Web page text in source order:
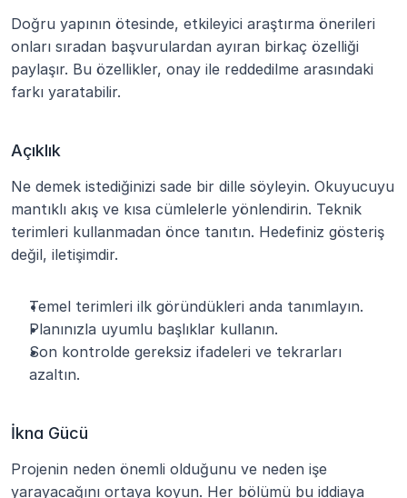
Doğru yapının ötesinde, etkileyici araştırma önerileri
onları sıradan başvurulardan ayıran birkaç özelliği
paylaşır. Bu özellikler, onay ile reddedilme arasındaki
farkı yaratabilir.
Açıklık
Ne demek istediğinizi sade bir dille söyleyin. Okuyucuyu
mantıklı akış ve kısa cümlelerle yönlendirin. Teknik
terimleri kullanmadan önce tanıtın. Hedefiniz gösteriş
değil, iletişimdir.
Temel terimleri ilk göründükleri anda tanımlayın.
Planınızla uyumlu başlıklar kullanın.
Son kontrolde gereksiz ifadeleri ve tekrarları
azaltın.
İkna Gücü
Projenin neden önemli olduğunu ve neden işe
yarayacağını ortaya koyun. Her bölümü bu iddiaya